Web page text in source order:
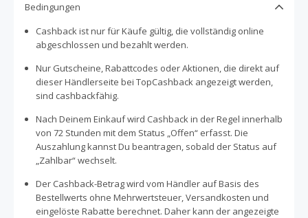
Bedingungen
Cashback ist nur für Käufe gültig, die vollständig online
abgeschlossen und bezahlt werden.
Nur Gutscheine, Rabattcodes oder Aktionen, die direkt auf
dieser Händlerseite bei TopCashback angezeigt werden,
sind cashbackfähig.
Nach Deinem Einkauf wird Cashback in der Regel innerhalb
von 72 Stunden mit dem Status „Offen“ erfasst. Die
Auszahlung kannst Du beantragen, sobald der Status auf
„Zahlbar“ wechselt.
Der Cashback-Betrag wird vom Händler auf Basis des
Bestellwerts ohne Mehrwertsteuer, Versandkosten und
eingelöste Rabatte berechnet. Daher kann der angezeigte